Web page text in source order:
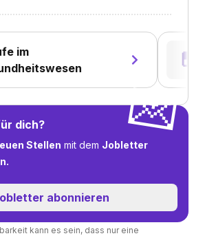
im
💊
💌
dich?
Stellen mit dem Jobletter
abonnieren
kann es sein, dass nur eine